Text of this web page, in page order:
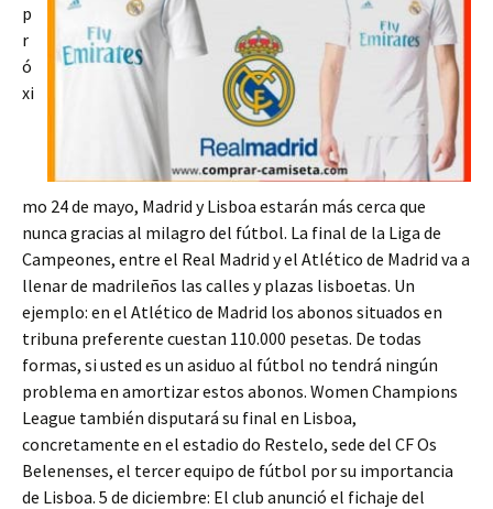
p
r
ó
xi
mo 24 de mayo, Madrid y Lisboa estarán más cerca que
nunca gracias al milagro del fútbol. La final de la Liga de
Campeones, entre el Real Madrid y el Atlético de Madrid va a
llenar de madrileños las calles y plazas lisboetas. Un
ejemplo: en el Atlético de Madrid los abonos situados en
tribuna preferente cuestan 110.000 pesetas. De todas
formas, si usted es un asiduo al fútbol no tendrá ningún
problema en amortizar estos abonos. Women Champions
League también disputará su final en Lisboa,
concretamente en el estadio do Restelo, sede del CF Os
Belenenses, el tercer equipo de fútbol por su importancia
de Lisboa. 5 de diciembre: El club anunció el fichaje del